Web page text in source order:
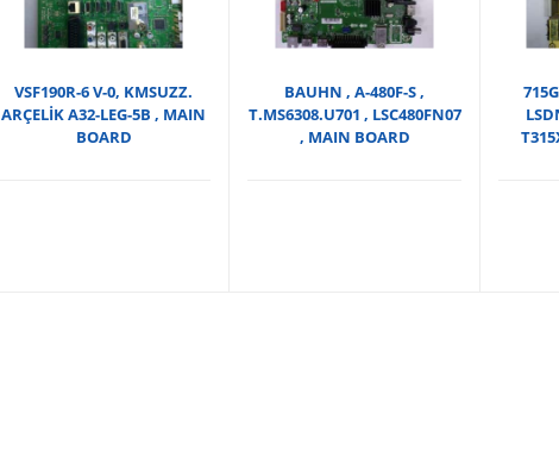
VSF190R-6 V-0, KMSUZZ.
ARÇELİK A32-LEG-5B , MAIN
BOARD
BAUHN , A-480F-S ,
T.MS6308.U701 , LSC480FN07
, MAIN BOARD